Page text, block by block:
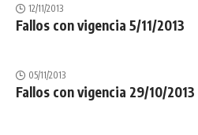
12/11/2013
Fallos con vigencia 5/11/2013
05/11/2013
Fallos con vigencia 29/10/2013